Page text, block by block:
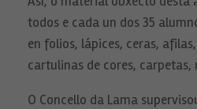
todos e cada un dos 35
en folios, lápices, ceras,
cartulinas de cores, carpetas,
O Concello da Lama